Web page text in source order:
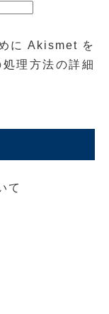
に Akismet を
理方法の詳細
て